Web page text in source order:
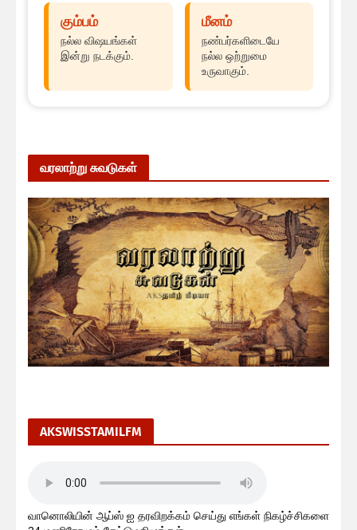
கும்பம்
நல்ல விஷயங்கள்
இன்று நடக்கும்.
மீனம்
நண்பர்களிடையே
நல்ல ஒற்றுமை
உருவாகும்.
வரலாற்று சுவடுகள்
AKSWISSTAMILFM
வானொலியின் ஆப்ஸ் ஐ தரவிறக்கம் செய்து எங்கள் நிகழ்ச்சிகளை